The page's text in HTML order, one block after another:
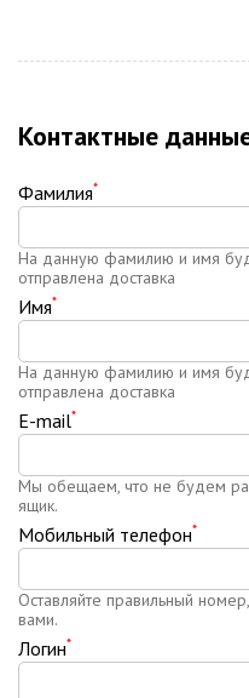
Контактные
Фамилия*
На данную фамилию и имя
отправлена доставка
Имя*
На данную фамилию и имя
отправлена доставка
E-mail*
Мы обещаем, что не будем
ящик.
Мобильный телефон*
Оставляйте правильный
вами.
Логин*